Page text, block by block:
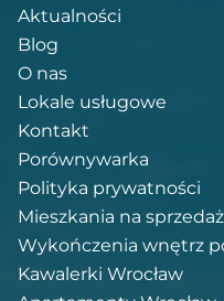
Aktualności
Blog
O nas
Lokale usługowe
Kontakt
Porównywarka
Polityka prywatności
Mieszkania na
Wykończenia wnętrz
Kawalerki Wrocław